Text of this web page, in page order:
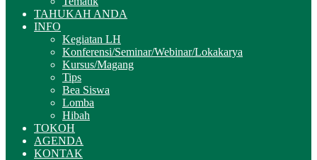
TAHUKAH ANDA
INFO
Kegiatan LH
Konferensi/Seminar/Webinar/Lokakarya
Kursus/Magang
Tips
Bea Siswa
Lomba
Hibah
TOKOH
AGENDA
KONTAK